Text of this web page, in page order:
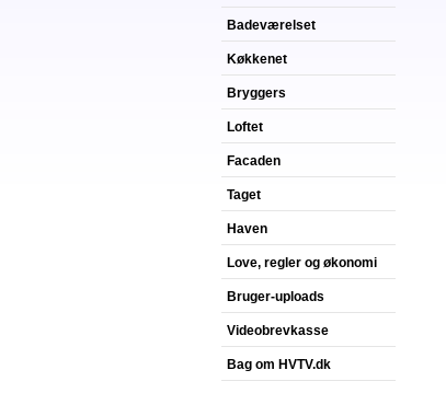
Badeværelset
Køkkenet
Bryggers
Loftet
Facaden
Taget
Haven
Love, regler og økonomi
Bruger-uploads
Videobrevkasse
Bag om HVTV.dk